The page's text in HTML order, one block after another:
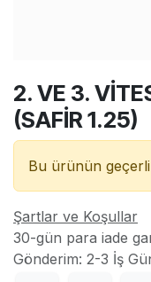
2. VE 3.
(SAFİR 1.25)
Bu ürünün
Şartlar ve Koşullar
30-gün para iade
Gönderim: 2-3 İş